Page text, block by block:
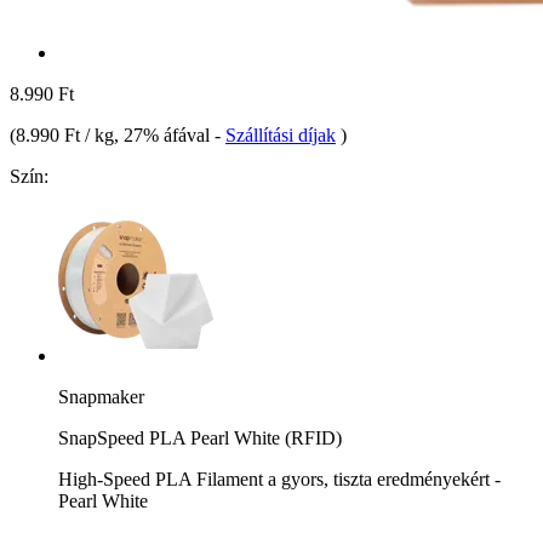
8.990 Ft
(8.990 Ft / kg, 27% áfával - Szállítási díjak )
Szín:
Snapmaker
SnapSpeed PLA Pearl White (RFID)
High-Speed PLA Filament a gyors, tiszta eredményekért -
Pearl White